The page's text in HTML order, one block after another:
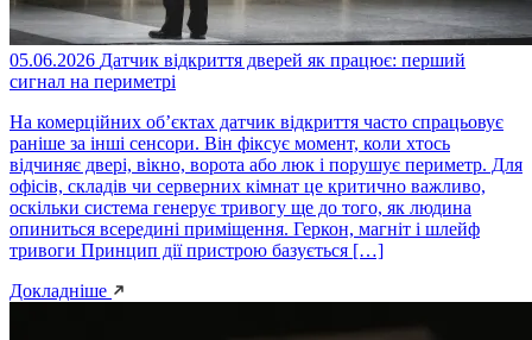
05.06.2026 Датчик відкриття дверей як працює: перший
сигнал на периметрі
На комерційних об’єктах датчик відкриття часто спрацьовує
раніше за інші сенсори. Він фіксує момент, коли хтось
відчиняє двері, вікно, ворота або люк і порушує периметр. Для
офісів, складів чи серверних кімнат це критично важливо,
оскільки система генерує тривогу ще до того, як людина
опиниться всередині приміщення. Геркон, магніт і шлейф
тривоги Принцип дії пристрою базується […]
Докладніше